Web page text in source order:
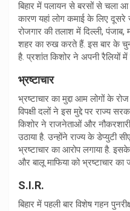
बिहार में पलायन से बरसों से चला आ
कारण यहां लोग कमाई के लिए दूसरे
रोजगार की तलाश में दिल्ली, पंजाब,
शहर का रुख करते हैं. इस बार के
है. प्रशांत किशोर ने अपनी रैलियों
भ्रष्टाचार
भ्रष्टाचार का मुद्दा आम लोगों के
विपक्षी दलों ने इस मुद्दे पर राज्य
किशोर ने राजनेताओं और नौकरशारी
उठाया है. उन्होंने राज्य के डेप्युटी
भ्रष्टाचार का आरोप लगाया है.
और बालू माफिया को भ्रष्टाचार का
S.I.R.
बिहार में पहली बार विशेष गहन